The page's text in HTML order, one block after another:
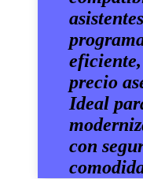
precio
Ideal
con